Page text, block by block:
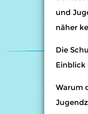
und
näher
Die
Einblick
Warum